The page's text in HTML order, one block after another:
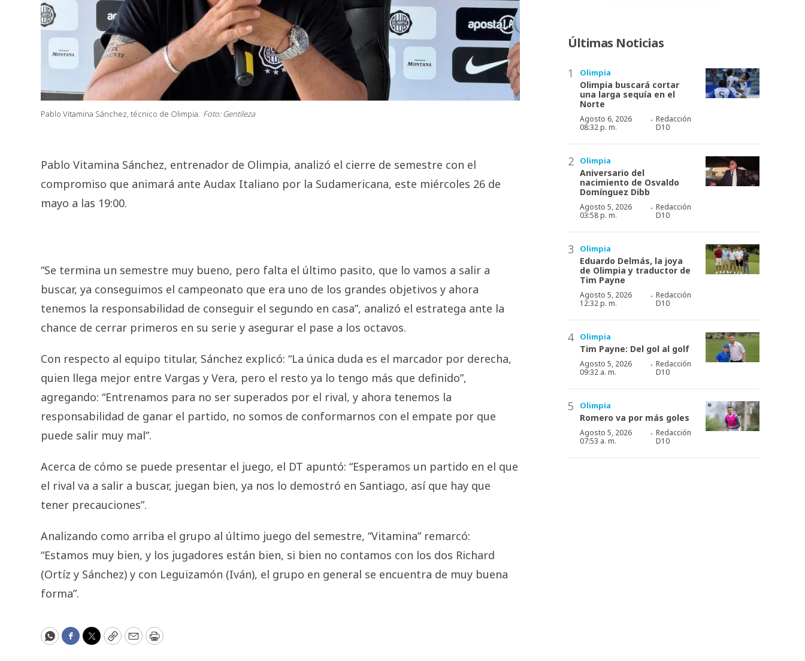
Pablo Vitamina Sánchez, técnico de Olimpia. Foto: Gentileza
Pablo Vitamina Sánchez, entrenador de Olimpia, analizó el cierre de semestre con el
compromiso que animará ante Audax Italiano por la Sudamericana, este miércoles 26 de
mayo a las 19:00.
“Se termina un semestre muy bueno, pero falta el último pasito, que lo vamos a salir a
buscar, ya conseguimos el campeonato que era uno de los grandes objetivos y ahora
tenemos la responsabilidad de conseguir el segundo en casa”, analizó el estratega ante la
chance de cerrar primeros en su serie y asegurar el pase a los octavos.
Con respecto al equipo titular, Sánchez explicó: “La única duda es el marcador por derecha,
quien llega mejor entre Vargas y Vera, pero el resto ya lo tengo más que definido”,
agregando: “Entrenamos para no ser superados por el rival, y ahora tenemos la
responsabilidad de ganar el partido, no somos de conformarnos con el empate por que
puede salir muy mal”.
Acerca de cómo se puede presentar el juego, el DT apuntó: “Esperamos un partido en el que
el rival va a salir a buscar, juegan bien, ya nos lo demostró en Santiago, así que hay que
tener precauciones”.
Analizando como arriba el grupo al último juego del semestre, “Vitamina” remarcó:
“Estamos muy bien, y los jugadores están bien, si bien no contamos con los dos Richard
(Ortíz y Sánchez) y con Leguizamón (Iván), el grupo en general se encuentra de muy buena
forma”.
WhatsApp
Facebook
Twitter
CopyEmailPrint
Últimas Noticias
Olimpia
Olimpia buscará cortar
una larga sequía en el
Norte
Agosto 6, 2026
08:32 p. m.
· Redacción
D10
Olimpia
Aniversario del
nacimiento de Osvaldo
Domínguez Dibb
Agosto 5, 2026
03:58 p. m.
· Redacción
D10
Olimpia
Eduardo Delmás, la joya
de Olimpia y traductor de
Tim Payne
Agosto 5, 2026
12:32 p. m.
· Redacción
D10
Olimpia
Tim Payne: Del gol al golf
Agosto 5, 2026
09:32 a. m.
· Redacción
D10
Olimpia
Romero va por más goles
Agosto 5, 2026
07:53 a. m.
· Redacción
D10